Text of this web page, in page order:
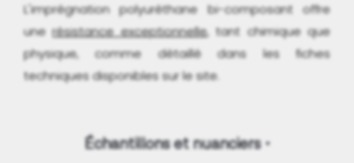
L'imprégnation polyuréthane bi-composant offre
unerésistance exceptionnelle, tant chimique que
physique, comme détaillé dans les fiches
techniques disponibles sur le site.
Échantillons et nuanciers